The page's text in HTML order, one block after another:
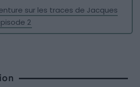
sur les traces de Jacques
2